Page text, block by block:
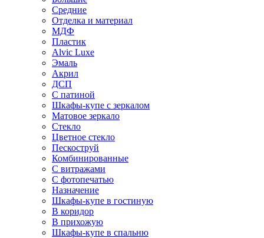
Средние
Отделка и материал
МДФ
Пластик
Alvic Luxe
Эмаль
Акрил
ДСП
С патиной
Шкафы-купе с зеркалом
Матовое зеркало
Стекло
Цветное стекло
Пескоструй
Комбинированные
С витражами
С фотопечатью
Назначение
Шкафы-купе в гостиную
В коридор
В прихожую
Шкафы-купе в спальню